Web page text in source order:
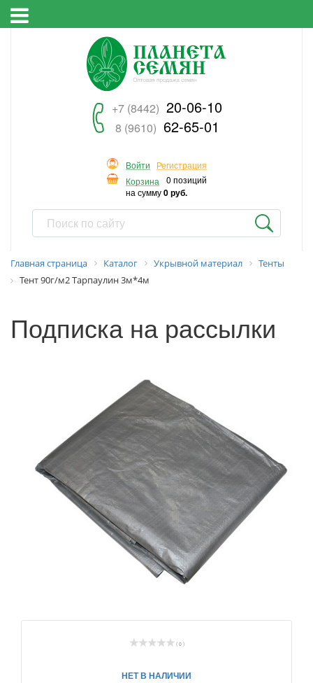
+7 (8442) 20-06-10
8 (9610) 62-65-01
Войти
Регистрация
Корзина
0 позиций
на сумму0 руб.
Главная страница Каталог Укрывной материал
Тенты
Тент 90г/м2 Тарпаулин 3м*4м
Подписка на рассылки
( 0 )
НЕТ В НАЛИЧИИ